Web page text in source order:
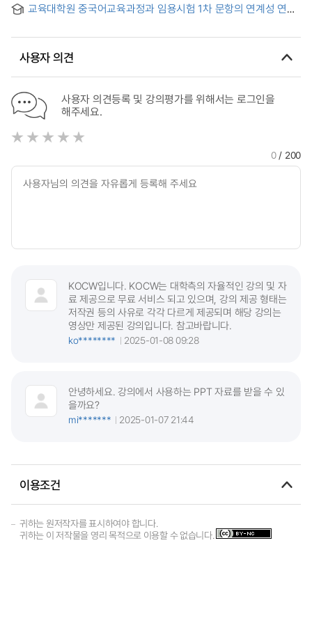
교육대학원 중국어교육과정과 임용시험 1차 문항의 연계성 연구
사용자 의견
사용자 의견등록 및 강의평가를 위해서는 로그인을
해주세요.
0/ 200
KOCW입니다. KOCW는 대학측의 자율적인 강의 및 자
료 제공으로 무료 서비스 되고 있으며, 강의 제공 형태는
저작권 등의 사유로 각각 다르게 제공되며 해당 강의는
영상만 제공된 강의입니다. 참고바랍니다.
ko********
2025-01-08 09:28
안녕하세요. 강의에서 사용하는 PPT 자료를 받을 수 있
을까요?
mi*******
2025-01-07 21:44
이용조건
귀하는 원저작자를 표시하여야 합니다.
귀하는 이 저작물을 영리 목적으로 이용할 수 없습니다.